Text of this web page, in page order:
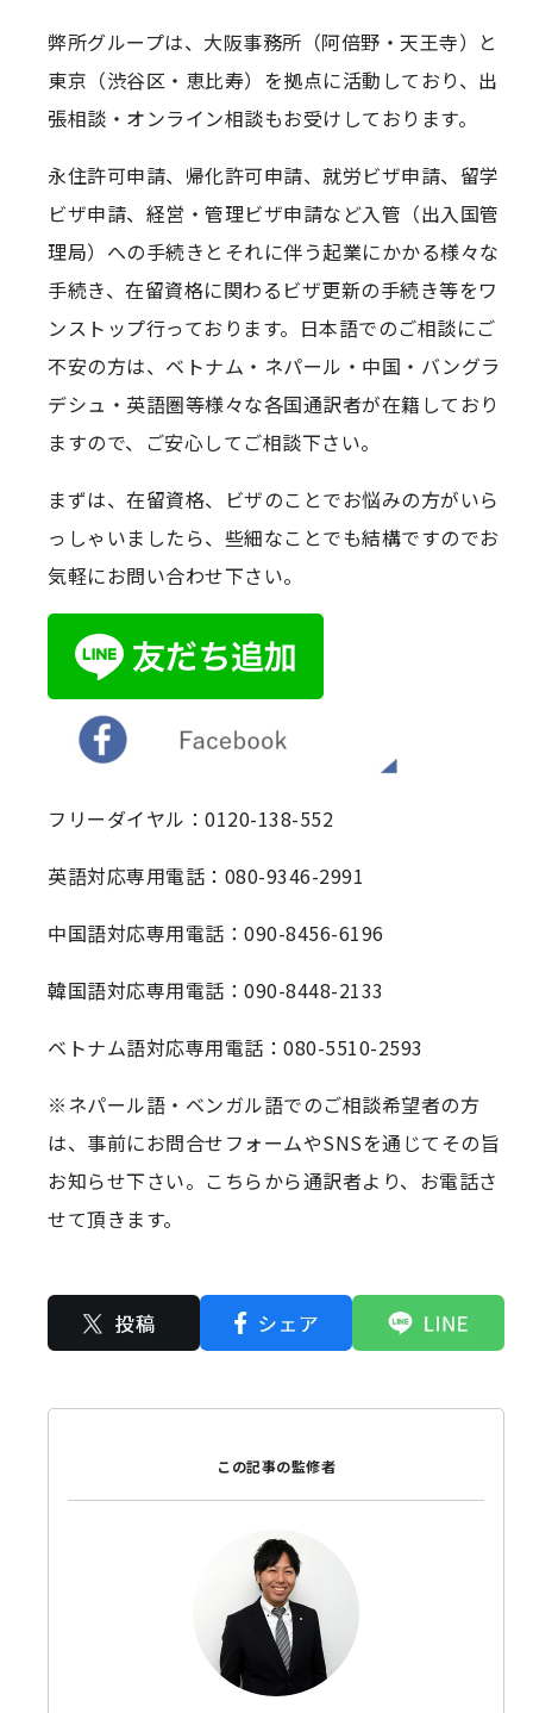
弊所グループは、大阪事務所（阿倍野・天王寺）と
東京（渋谷区・恵比寿）を拠点に活動しており、出
張相談・オンライン相談もお受けしております。
永住許可申請、帰化許可申請、就労ビザ申請、留学
ビザ申請、経営・管理ビザ申請など入管（出入国管
理局）への手続きとそれに伴う起業にかかる様々な
手続き、在留資格に関わるビザ更新の手続き等をワ
ンストップ行っております。日本語でのご相談にご
不安の方は、ベトナム・ネパール・中国・バングラ
デシュ・英語圏等様々な各国通訳者が在籍しており
ますので、ご安心してご相談下さい。
まずは、在留資格、ビザのことでお悩みの方がいら
っしゃいましたら、些細なことでも結構ですのでお
気軽にお問い合わせ下さい。
フリーダイヤル：0120-138-552
英語対応専用電話：080-9346-2991
中国語対応専用電話：090-8456-6196
韓国語対応専用電話：090-8448-2133
ベトナム語対応専用電話：080-5510-2593
※ネパール語・ベンガル語でのご相談希望者の方
は、事前にお問合せフォームやSNSを通じてその旨
お知らせ下さい。こちらから通訳者より、お電話さ
せて頂きます。
この記事の監修者